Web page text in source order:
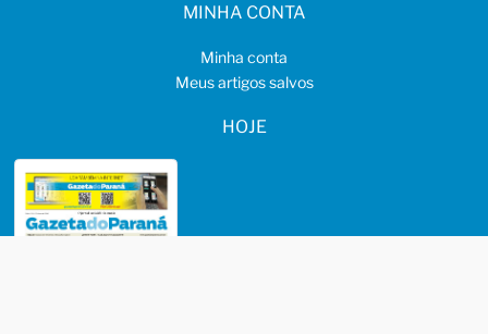
MINHA CONTA
Minha conta
Meus artigos salvos
HOJE